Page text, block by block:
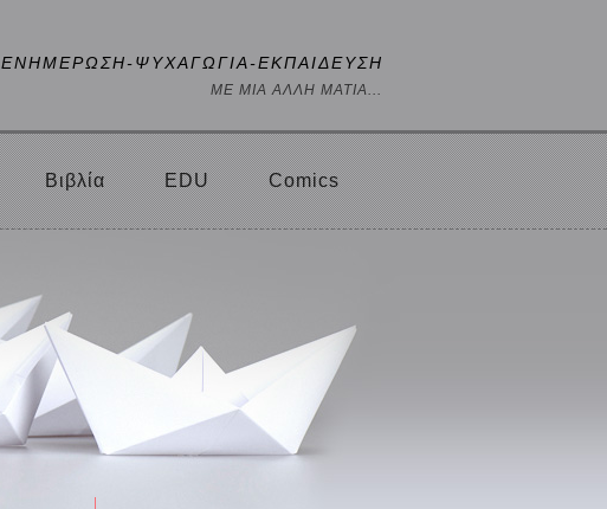
ΕΝΗΜΕΡΩΣΗ-ΨΥΧΑΓΩΓΙΑ-ΕΚΠΑΙΔΕΥΣΗ
ΜΕ ΜΙΑ ΑΛΛΗ ΜΑΤΙΑ...
Βιβλία EDU Comics